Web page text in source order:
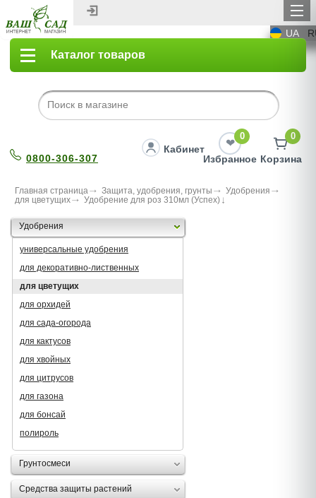
UA
Каталог товаров
0800-306-307
Кабинет
0
Избранное
0
Корзина
Главная страница Защита, удобрения, грунты
Удобрения
для цветущих
Удобрение для роз 310мл (Успех)
Удобрения
универсальные удобрения
для декоративно-лиственных
для цветущих
для орхидей
для сада-огорода
для кактусов
для хвойных
для цитрусов
для газона
для бонсай
полироль
Грунтосмеси
Средства защиты растений